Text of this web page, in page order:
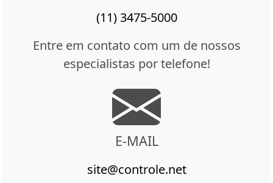
(11) 3475-5000
Entre em contato com um de nossos
especialistas por telefone!
E-MAIL
site@controle.net